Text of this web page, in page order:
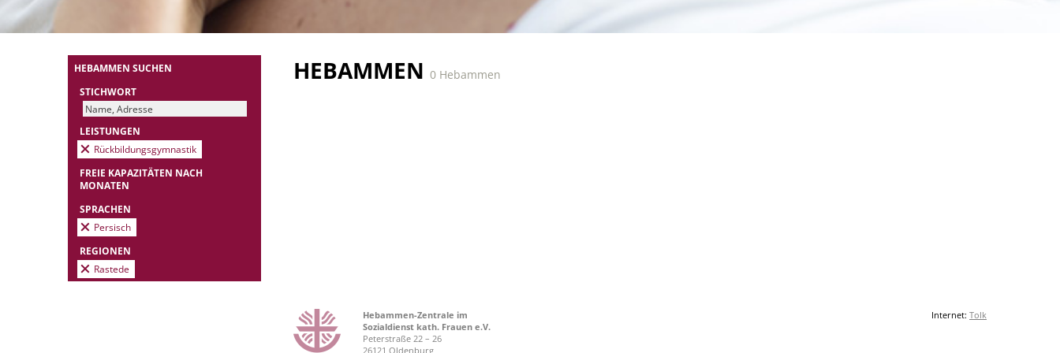
HEBAMMEN SUCHEN
STICHWORT
LEISTUNGEN
Rückbildungsgymnastik
FREIE KAPAZITÄTEN NACH
MONATEN
SPRACHEN
Persisch
REGIONEN
Rastede
HEBAMMEN 0 Hebammen
Internet: Tolk
Hebammen-Zentrale im
Sozialdienst kath. Frauen e.V.
Peterstraße 22 – 26
26121 Oldenburg